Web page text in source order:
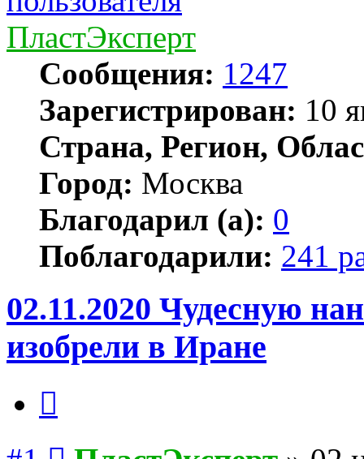
ПластЭксперт
Сообщения: 1247
Зарегистрирован: 10
Страна, Регион,
Город: Москва
Благодарил (а): 0
Поблагодарили: 241
02.11.2020 Чудесную
изобрели в Иране